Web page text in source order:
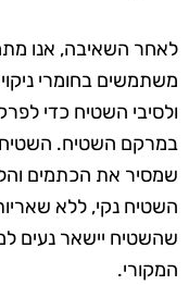
לאחר השאיבה, אנו
משתמשים בחומרי
ולסיבי השטיח כדי
במרקם השטיח. השטיח
שמסיר את הכתמים
השטיח נקי, ללא
שהשטיח יישאר נעים
המקורי.